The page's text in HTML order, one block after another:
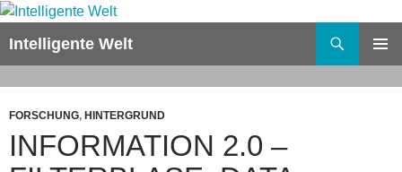
Zum
springen
Intelligente Welt
FORSCHUNG, HINTERGRUND
INFORMATION 2.0 –